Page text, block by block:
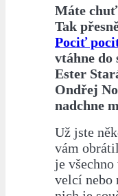
Máte chuť
Tak
Pociť
vtáhne do
Ester
Ondřej
nadchne
Už jste
vám
je
velcí nebo